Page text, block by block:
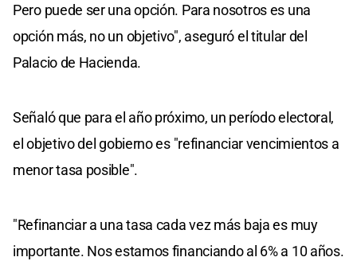
Pero puede ser una opción. Para nosotros es una
opción más, no un objetivo", aseguró el titular del
Palacio de Hacienda.
Señaló que para el año próximo, un período electoral,
el objetivo del gobierno es "refinanciar vencimientos a
menor tasa posible".
"Refinanciar a una tasa cada vez más baja es muy
importante. Nos estamos financiando al 6% a 10 años.